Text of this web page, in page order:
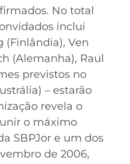
No total
inclui
(Finlândia), Ven
(Alemanha), Raul
previstos no
– estarão
revela o
o máximo
SBPJor e um dos
de 2006,